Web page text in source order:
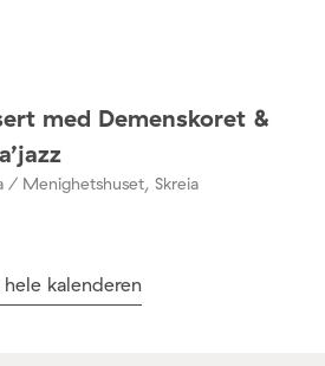
med Demenskoret &
/ Menighetshuset, Skreia
hele kalenderen